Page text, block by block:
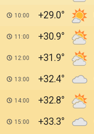
10:00 +29.0
11:00 +30.9
12:00 +31.9
13:00 +32.4
14:00 +32.8
15:00 +33.3